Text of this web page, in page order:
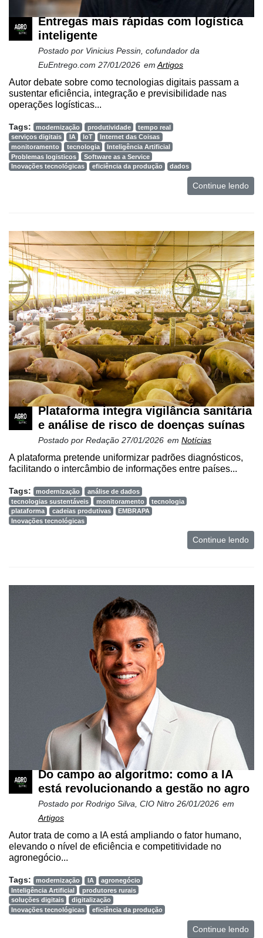
Entregas mais rápidas com logística
inteligente
Postado por Vinicius Pessin, cofundador da
EuEntrego.com 27/01/2026 em Artigos
Autor debate sobre como tecnologias digitais passam a
sustentar eficiência, integração e previsibilidade nas
operações logísticas...
Tags: modernização produtividade
tempo real
serviços digitais
IA IoT
Internet das Coisas
monitoramento
tecnologia
Inteligência Artificial
Problemas logisticos
Software as a Service
Inovações tecnológicas
eficiência da produção dados
Continue lendo
Plataforma integra vigilância sanitária
e análise de risco de doenças suínas
Postado por Redação 27/01/2026 em Notícias
A plataforma pretende uniformizar padrões diagnósticos,
facilitando o intercâmbio de informações entre países...
Tags: modernização
análise de dados
tecnologias sustentáveis
monitoramento
tecnologia
plataforma
cadeias produtivas
EMBRAPA
Inovações tecnológicas
Continue lendo
Do campo ao algoritmo: como a IA
está revolucionando a gestão no agro
Postado por Rodrigo Silva, CIO Nitro 26/01/2026 em
Artigos
Autor trata de como a IA está ampliando o fator humano,
elevando o nível de eficiência e competitividade no
agronegócio...
Tags: modernização IA
agronegócio
Inteligência Artificial
produtores rurais
soluções digitais
digitalização
Inovações tecnológicas
eficiência da produção
Continue lendo